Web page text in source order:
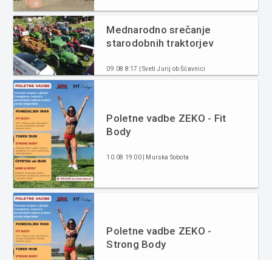
Mednarodno srečanje
starodobnih traktorjev
09.08 8:17 | Sveti Jurij ob Ščavnici
Poletne vadbe ZEKO - Fit
Body
10.08 19:00 | Murska Sobota
Poletne vadbe ZEKO -
Strong Body